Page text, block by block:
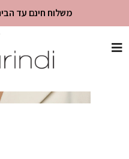
שִׂים
משלוח חינם עד הבית